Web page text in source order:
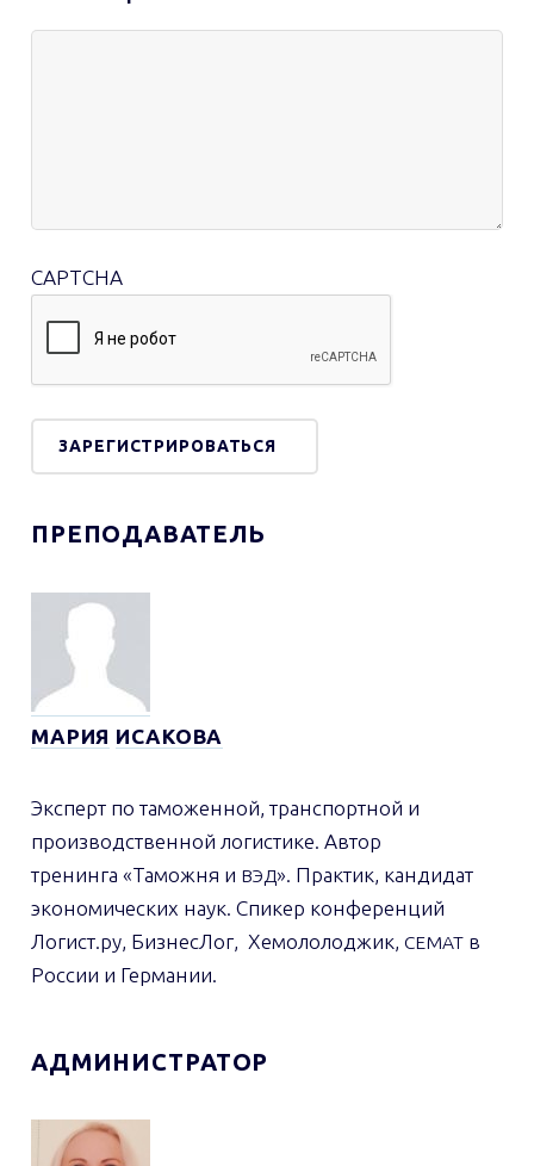
CAPTCHA
ПРЕПОДАВАТЕЛЬ
МАРИЯ ИСАКОВА
Эксперт по таможенной, транспортной и
производственной логистике. Автор
тренинга «Таможня и ВЭД». Практик, кандидат
экономических наук. Спикер конференций
Логист.ру, БизнесЛог, Хемололоджик, СЕМАТ в
России и Германии.
АДМИНИСТРАТОР